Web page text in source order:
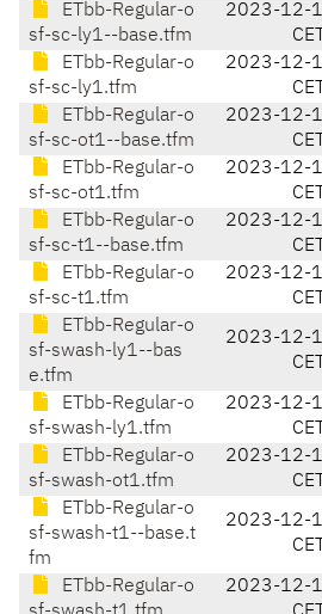
ETbb-Regular-o
sf-sc-ly1--base.tfm
2023-12-
CET
ETbb-Regular-o
sf-sc-ly1.tfm
2023-12-
CET
ETbb-Regular-o
sf-sc-ot1--base.tfm
2023-12-
CET
ETbb-Regular-o
sf-sc-ot1.tfm
2023-12-
CET
ETbb-Regular-o
sf-sc-t1--base.tfm
2023-12-
CET
ETbb-Regular-o
sf-sc-t1.tfm
2023-12-
CET
ETbb-Regular-o
sf-swash-ly1--bas
e.tfm
2023-12-
CET
ETbb-Regular-o
sf-swash-ly1.tfm
2023-12-
CET
ETbb-Regular-o
sf-swash-ot1.tfm
2023-12-
CET
ETbb-Regular-o
sf-swash-t1--base.t
fm
2023-12-
CET
ETbb-Regular-o
2023-12-